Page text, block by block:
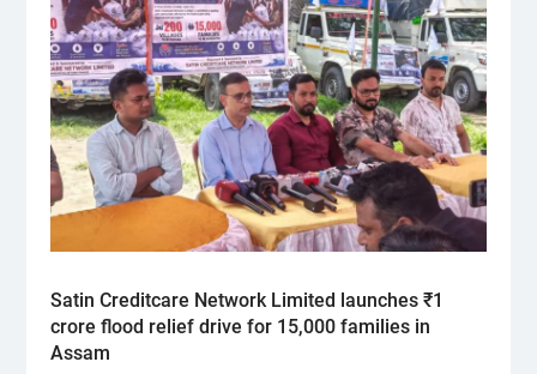
Satin Creditcare Network Limited launches ₹1
crore flood relief drive for 15,000 families in
Assam